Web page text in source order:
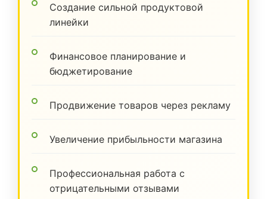
Создание сильной продуктовой
линейки
Финансовое планирование и
бюджетирование
Продвижение товаров через рекламу
Увеличение прибыльности магазина
Профессиональная работа с
отрицательными отзывами